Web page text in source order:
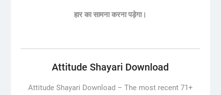
हार का सामना करना पड़ेगा।
Attitude Shayari Download
Attitude Shayari Download – The most recent 71+